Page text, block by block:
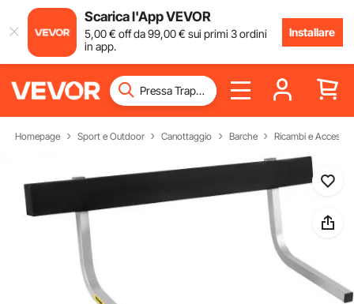
Scarica l'App VEVOR
5,00€ off da99,00€ sui primi 3 ordini
in app.
Installare
Homepage Sport e Outdoor Canottaggio Barche Ricambi e